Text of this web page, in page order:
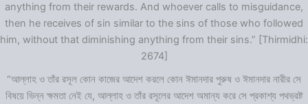
anything from their rewards. And whoever calls to misguidance,
then he receives of sin similar to the sins of those who followed
him, without that diminishing anything from their sins.” [Thirmidhi:
2674]
“আল্লাহ ও তাঁর রসূল কোন কাজের আদেশ করলে কোন ঈমানদার পুরুষ ও ঈমানদার নারীর সে
বিষয়ে ভিন্ন ক্ষমতা নেই যে, আল্লাহ ও তাঁর রসূলের আদেশ অমান্য করে সে প্রকাশ্য পথভ্রষ্ট